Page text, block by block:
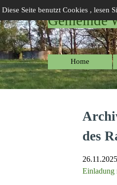
Diese Seite benutzt Cookies , lesen
Gemeinde
Home
des
Einladung